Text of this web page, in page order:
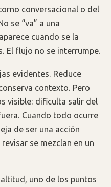
conversacional o del
se “va” a una
cuando se la
El flujo no se interrumpe.
evidentes. Reduce
contexto. Pero
visible: dificulta salir del
Cuando todo ocurre
de ser una acción
se mezclan en un
uno de los puntos